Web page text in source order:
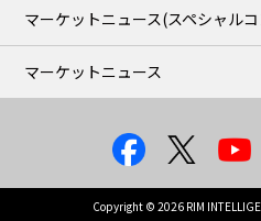
マーケットニュース(スペシャル
マーケットニュース
Copyright © 2026 RIM